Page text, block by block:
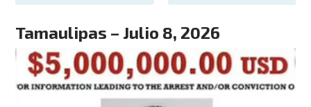
Tamaulipas – Julio 8, 2026